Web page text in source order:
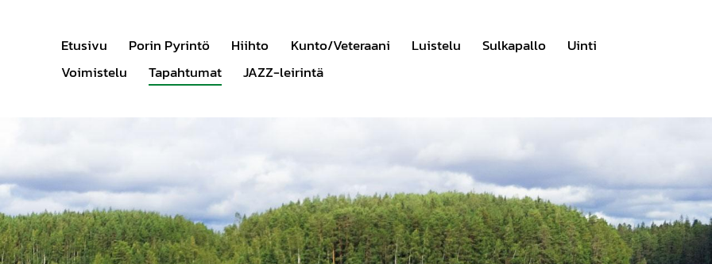
Etusivu Porin Pyrintö Hiihto Kunto/Veteraani Luistelu Sulkapallo
Uinti
Voimistelu
Tapahtumat JAZZ-leirintä